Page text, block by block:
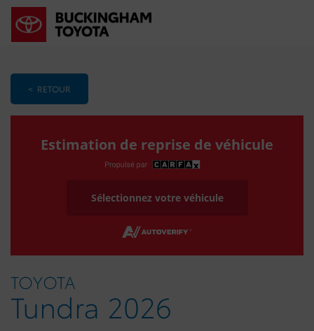
< RETOUR
Estimation de reprise de véhicule
Sélectionnez votre véhicule
TOYOTA
Tundra 2026